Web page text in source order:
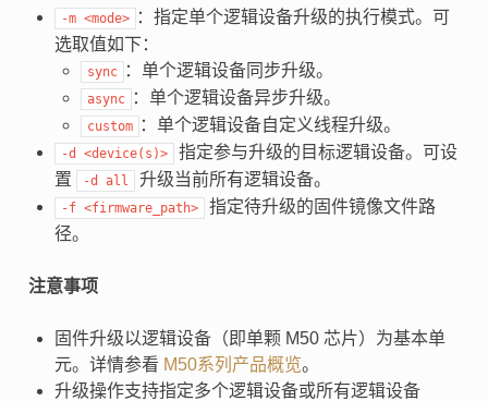
-m <mode>
：指定单个逻辑设备升级的执行模式。可
选取值如下：
sync ：单个逻辑设备同步升级。
async ：单个逻辑设备异步升级。
custom ：单个逻辑设备自定义线程升级。
-d <device(s)>
指定参与升级的目标逻辑设备。可设
置
-d all 升级当前所有逻辑设备。
-f <firmware_path>
指定待升级的固件镜像文件路
径。
注意事项
固件升级以逻辑设备（即单颗 M50 芯片）为基本单
元。详情参看 M50系列产品概览。
升级操作支持指定多个逻辑设备或所有逻辑设备